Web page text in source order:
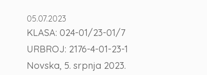
05.07.2023
KLASA: 024-01/23-01/7
URBROJ: 2176-4-01-23-1
Novska, 5. srpnja 2023.